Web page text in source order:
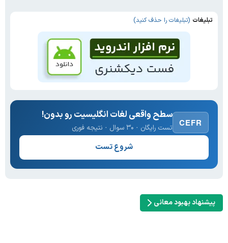
تبلیغات (تبلیغات را حذف کنید)
CEFR
سطح واقعی لغات انگلیسیت رو بدون!
تست رایگان · ۳۰ سوال · نتیجه فوری
شروع تست
پیشنهاد بهبود معانی